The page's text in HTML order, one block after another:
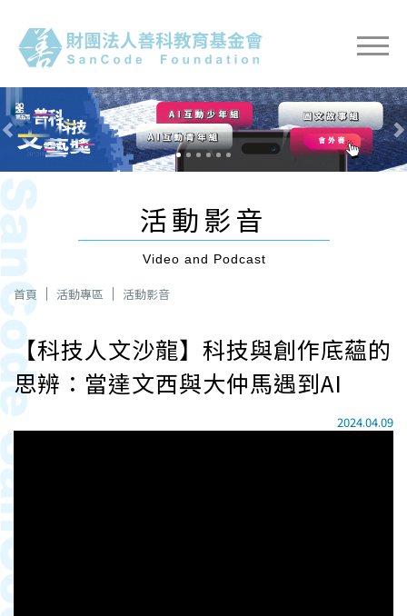
Previous Next
活動影音
Video and Podcast
首頁 活動專區 活動影音
【科技人文沙龍】科技與創作底蘊的
思辨：當達文西與大仲馬遇到AI
2024.04.09